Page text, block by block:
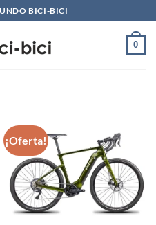
BICI-BICI
0
¡Oferta!